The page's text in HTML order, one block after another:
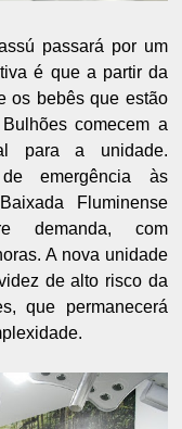
passará por um
é que a partir da
os bebês que estão
comecem a
para a unidade.
de emergência às
Fluminense
demanda, com
A nova unidade
de alto risco da
que permanecerá